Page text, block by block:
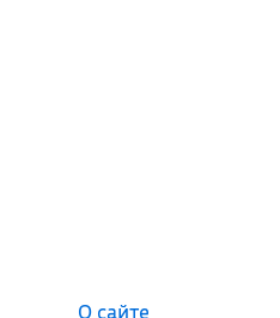
О сайте